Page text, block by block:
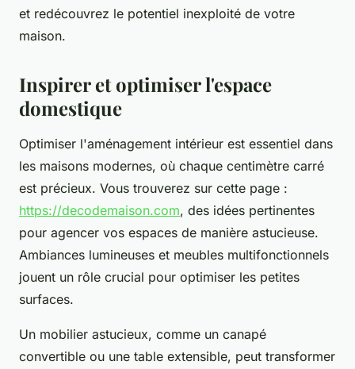
et redécouvrez le potentiel inexploité de votre
maison.
Inspirer et optimiser l'espace
domestique
Optimiser l'aménagement intérieur est essentiel dans
les maisons modernes, où chaque centimètre carré
est précieux. Vous trouverez sur cette page :
https://decodemaison.com, des idées pertinentes
pour agencer vos espaces de manière astucieuse.
Ambiances lumineuses et meubles multifonctionnels
jouent un rôle crucial pour optimiser les petites
surfaces.
Un mobilier astucieux, comme un canapé
convertible ou une table extensible, peut transformer